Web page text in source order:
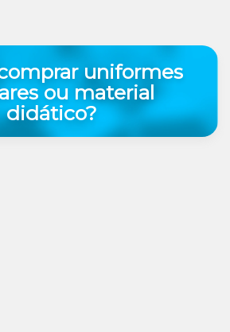
uniformes
ou material
didático?